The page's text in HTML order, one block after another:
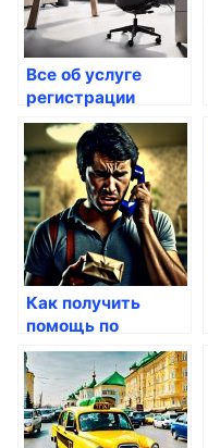
Все об услуге
регистрации
автомобиля через
Госуслуги
Как получить
помощь по
безработице через
Госуслуги